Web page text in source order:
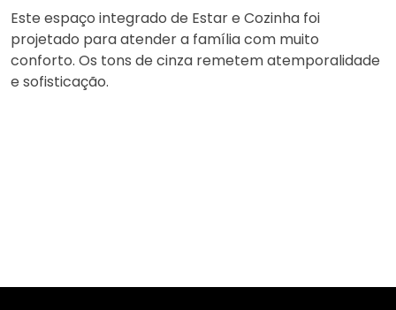
Este espaço integrado de Estar e Cozinha foi
projetado para atender a família com muito
conforto. Os tons de cinza remetem atemporalidade
e sofisticação.